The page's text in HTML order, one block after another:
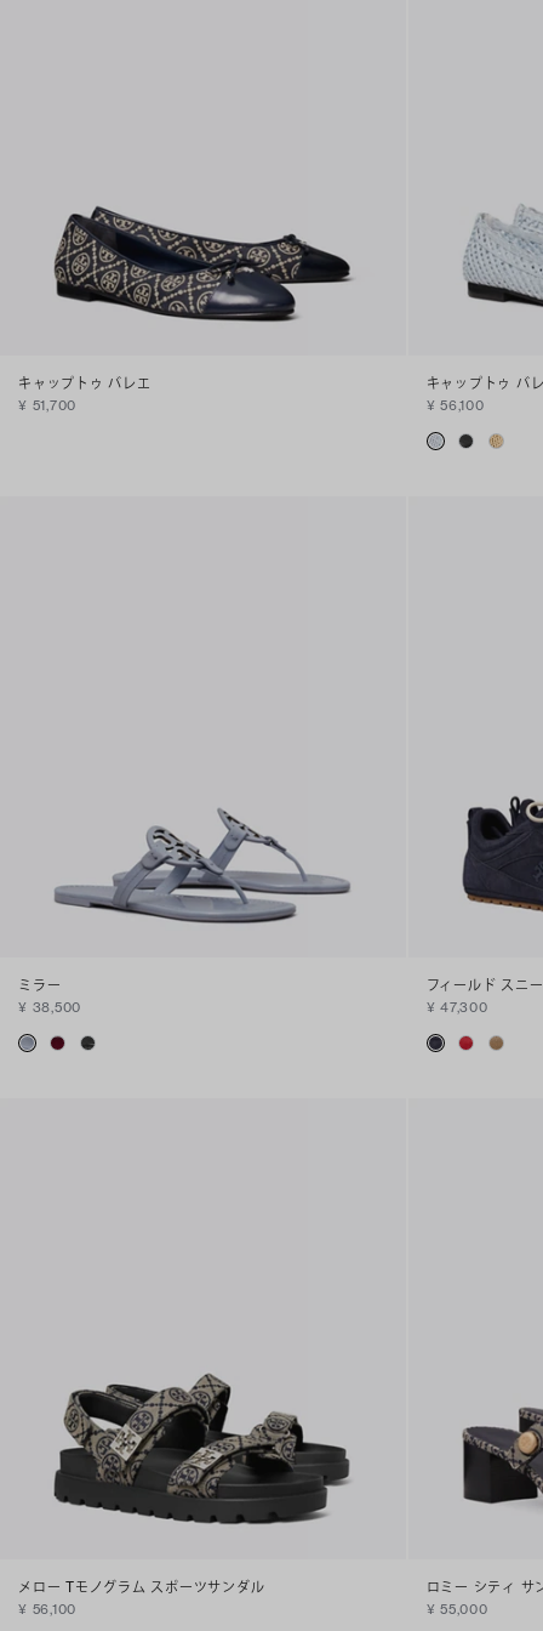
キャップトゥ バレエ
¥ 51,700
キャップトゥ バ
¥ 56,100
ミラー
¥ 38,500
フィールド スニ
¥ 47,300
メロー Tモノグラム スポーツサンダル
¥ 56,100
ロミー シティ サ
¥ 55,000